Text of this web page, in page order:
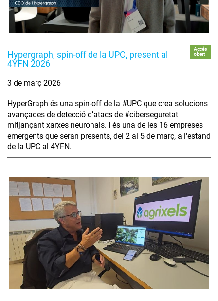
Hypergraph, spin-off de la UPC, present al
4YFN 2026
Accés
obert
3 de març 2026
HyperGraph és una spin-off de la #UPC que crea solucions
avançades de detecció d’atacs de #ciberseguretat
mitjançant xarxes neuronals. I és una de les 16 empreses
emergents que seran presents, del 2 al 5 de març, a l'estand
de la UPC al 4YFN.